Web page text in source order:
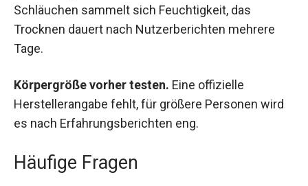
Schläuchen sammelt sich Feuchtigkeit, das
Trocknen dauert nach Nutzerberichten mehrere
Tage.
Körpergröße vorher testen. Eine offizielle
Herstellerangabe fehlt, für größere Personen wird
es nach Erfahrungsberichten eng.
Häufige Fragen